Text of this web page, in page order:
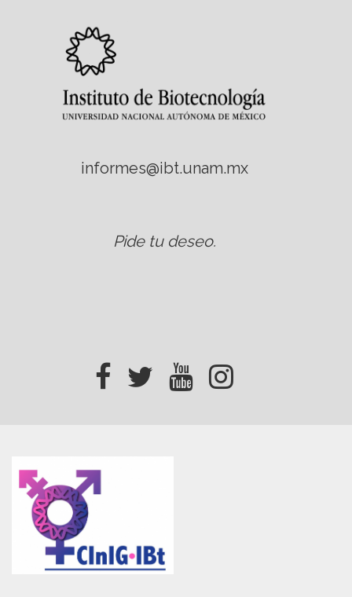
informes@ibt.unam.mx
Pide tu deseo.